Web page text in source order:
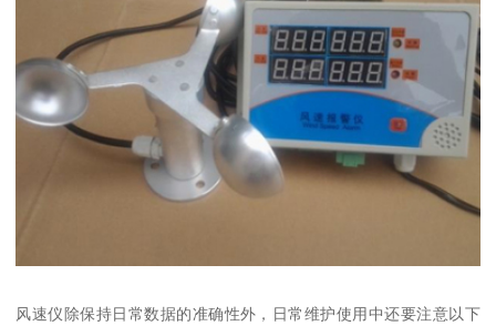
风速仪除保持日常数据的准确性外，日常维护使用中还要注意以下